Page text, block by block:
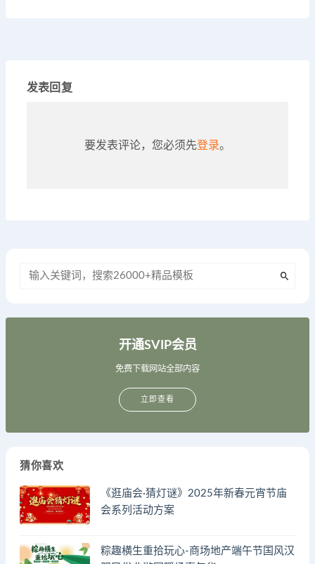
发表回复
要发表评论，您必须先登录。
开通SVIP会员
免费下载网站全部内容
立即查看
猜你喜欢
《逛庙会·猜灯谜》2025年新春元宵节庙
会系列活动方案
粽趣横生重拾玩心-商场地产端午节国风汉